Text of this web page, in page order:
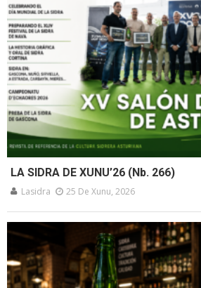
LA SIDRA DE XUNU’26 (Nb. 266)
Lasidra 25 De Xunu, 2026